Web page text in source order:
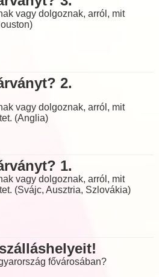
vagy dolgoznak, arról, mit
2.
vagy dolgoznak, arról, mit
(Anglia)
1.
vagy dolgoznak, arról, mit
(Svájc, Ausztria, Szlovákia)
fővárosában?